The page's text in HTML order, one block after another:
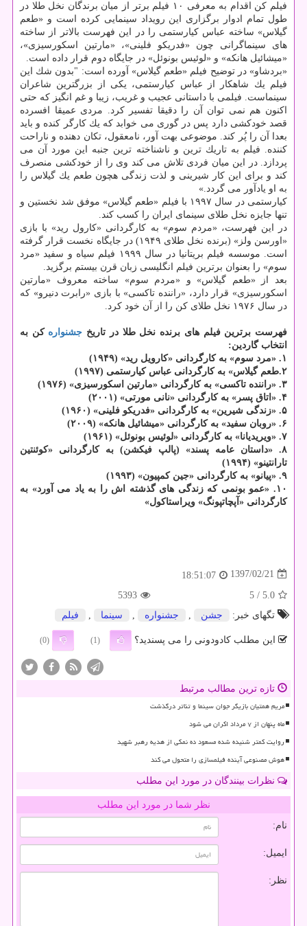
فیلم كن اقدام به معرفی ۱۰ فیلم برتر از میان برندگان نخل طلا در
طول تمام ادوار برگزاری این رویداد سینمایی كرده است و «طعم
گیلاس» ساخته عباس كیارستمی را در این فهرست بالاتر از ساخته
های سینماگرانی چون «فدریكو فلینی»، «مارتین اسكورسیزی»،
«میشائیل هانكه» و «لوئیس بونوئل» در جایگاه دوم قرار داده است.
«بردشاو» در توضیح فیلم «طعم گیلاس» آورده است: "بدون شك این
فیلم یك شاهكار از عباس كیارستمی، یكی از بزرگترین شاعران
سینماست. فیلمی با داستانی عجیب و غریب، زیبا و غم انگیز كه حتی
اكنون هم نمی توان آن را دقیقا تفسیر كرد. مردی عمیقا افسرده
قصد خودكشی دارد پس در گوری می خوابد كه یك كارگر كنده و باید
بعدا آن را پُر كند. موضوعی بهت آور، نامعقول، تكان دهنده و ناراحت
كننده. فیلم به تاریك ترین و ناشناخته ترین جنبه این مورد آن می
پردازد. در این میان فردی تلاش می كند وی را از خودكشی منصرف
كند و برای این كار شیرینی و لذت زندگی هچون طعم یك گیلاس را
به او یادآور می گردد.»
كیارستمی در سال ۱۹۹۷ با فیلم «طعم گیلاس» موفق شد نخستین و
تنها جایزه نخل طلای سینمای ایران را كسب كند.
در این فهرست، «مردم سوم» به كارگردانی «كارول رید» با بازی
«اورسن ولز» (برنده نخل طلای ۱۹۴۹) در جایگاه نخست قرار گرفته
است. موسسه فیلم بریتانیا در سال ۱۹۹۹ فیلم سیاه و سفید «مرد
سوم» را بعنوان برترین فیلم انگلیسی زبان قرن بیستم برگزید.
بعد از «طعم گیلاس» و «مردم سوم» ساخته معروف «مارتین
اسكورسیزی» قرار دارد، «راننده تاكسی» با بازی «رابرت دنیرو» كه
در سال ۱۹۷۶ نخل طلای كن را از آن خود كرد.
فهرست برترین فیلم های برنده نخل طلا در تاریخ جشنواره كن به
انتخاب گاردین:
۱. «مرد سوم» به كارگردانی «كارویل رید» (۱۹۴۹)
۲.طعم گیلاس» به كارگردانی عباس كیارستمی (۱۹۹۷)
۳. «راننده تاكسی» به كارگردانی «مارتین اسكورسیزی» (۱۹۷۶)
۴. «اتاق پسر» به كارگردانی «نانی مورتی» (۲۰۰۱)
۵. «زندگی شیرین» به كارگردانی «فدریكو فلینی» (۱۹۶۰)
۶. «روبان سفید» به كارگردانی «میشائیل هانكه» (۲۰۰۹)
۷. «ویریدیانا» به كارگردانی «لوئیس بونوئل» (۱۹۶۱)
۸. «داستان عامه پسند» (پالپ فیكشن) به كارگردانی «كوئنتین
تارانتینو» (۱۹۹۴)
۹. «پیانو» به كارگردانی «جین كمپیون» (۱۹۹۳)
۱۰. «عمو بونمی كه زندگی های گذشته اش را به یاد می آورد» به
كارگردانی «آپچاتپونگ» ویراستاكول»
1397/02/21
18:51:07
5.0
/ 5
5393
تگهای خبر:
جشن جشنواره سینما فیلم
این مطلب کادودونی را می پسندید؟ (1)
(0)
تازه ترین مطالب مرتبط
مریم همتیان بازیگر جوان سینما و تئاتر درگذشت
ماه پنهان از ۷ مرداد اکران می شود
روایت کمتر شنیده شده مسعود ده نمکی از هدیه رهبر شهید
هوش مصنوعی آینده فیلمسازی را متحول می کند
نظرات بینندگان در مورد این مطلب
نظر شما در مورد این مطلب
نام:
ایمیل:
نظر: